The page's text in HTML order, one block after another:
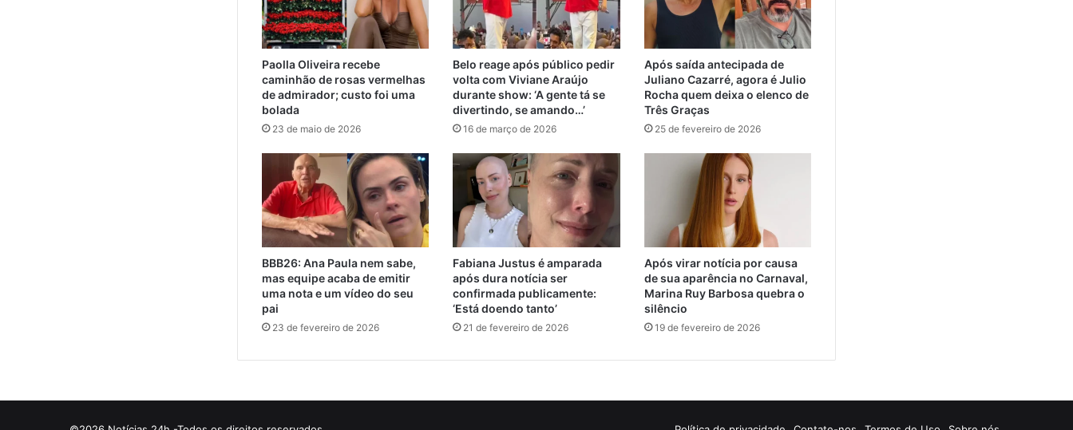
Paolla Oliveira recebe
caminhão de rosas vermelhas
de admirador; custo foi uma
bolada
23 de maio de 2026
Belo reage após público pedir
volta com Viviane Araújo
durante show: ‘A gente tá se
divertindo, se amando…’
16 de março de 2026
Após saída antecipada de
Juliano Cazarré, agora é Julio
Rocha quem deixa o elenco de
Três Graças
25 de fevereiro de 2026
BBB26: Ana Paula nem sabe,
mas equipe acaba de emitir
uma nota e um vídeo do seu
pai
23 de fevereiro de 2026
Fabiana Justus é amparada
após dura notícia ser
confirmada publicamente:
‘Está doendo tanto’
21 de fevereiro de 2026
Após virar notícia por causa
de sua aparência no Carnaval,
Marina Ruy Barbosa quebra o
silêncio
19 de fevereiro de 2026